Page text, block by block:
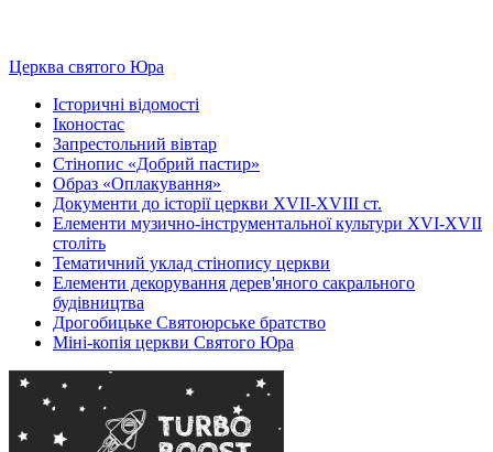
Церква святого Юра
Історичні відомості
Іконостас
Запрестольний вівтар
Стінопис «Добрий пастир»
Образ «Оплакування»
Документи до історії церкви XVII-XVIII ст.
Елементи музично-інструментальної культури XVI-XVII
століть
Тематичний уклад стінопису церкви
Елементи декорування дерев'яного сакрального
будівництва
Дрогобицьке Святоюрське братство
Міні-копія церкви Святого Юра